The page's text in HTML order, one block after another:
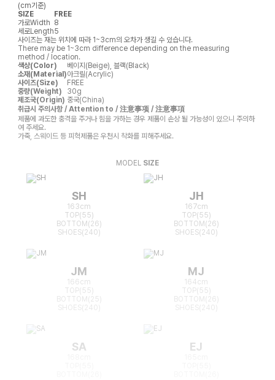
(cm기준)
SIZE
FREE
가로Width 8
세로Length5
사이즈는 재는 위치에 따라 1~3cm의 오차가 생길 수 있습니다.
There may be 1~3cm difference depending on the measuring
method / location.
색상(Color)
베이지(Beige), 블랙(Black)
소재(Material)아크릴(Acrylic)
사이즈(Size)
FREE
중량(Weight)
30g
제조국(Origin) 중국(China)
취급시 주의사항 / Attention to / 注意事项 / 注意事項
제품에 과도한 충격을 주거나 힘을 가하는 경우 제품이 손상 될 가능성이 있으니 주의하
여 주세요.
가죽, 스웨이드 등 피혁제품은 우천시 착화를 피해주세요.
MODEL SIZE
SH
163cm
TOP(55)
BOTTOM(26)
SHOES(240)
JH
167cm
TOP(55)
BOTTOM(26)
SHOES(240)
JM
166cm
TOP(55)
BOTTOM(25)
MJ
164cm
TOP(55)
BOTTOM(26)
SA EJ